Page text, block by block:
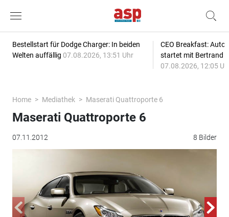
Bestellstart für Dodge Charger: In beiden
Welten auffällig 07.08.2026, 13:51 Uhr
CEO Breakfast:
startet mit Bertrand
07.08.2026, 12:05
Home Mediathek Maserati Quattroporte 6
07.11.2012 8 Bilder
Maserati Quattroporte 6